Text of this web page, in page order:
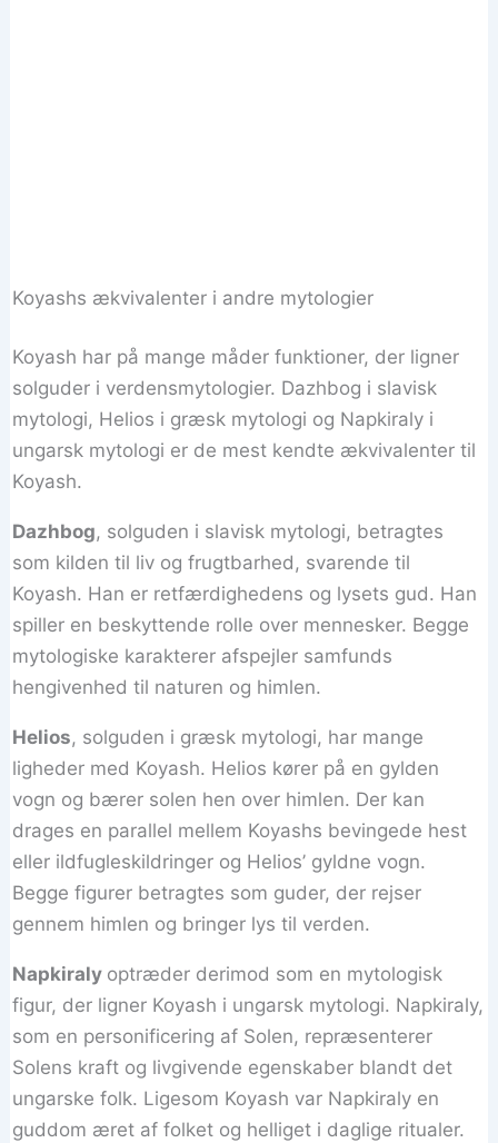
Koyashs ækvivalenter i andre mytologier
Koyash har på mange måder funktioner, der ligner
solguder i verdensmytologier. Dazhbog i slavisk
mytologi, Helios i græsk mytologi og Napkiraly i
ungarsk mytologi er de mest kendte ækvivalenter til
Koyash.
Dazhbog, solguden i slavisk mytologi, betragtes
som kilden til liv og frugtbarhed, svarende til
Koyash. Han er retfærdighedens og lysets gud. Han
spiller en beskyttende rolle over mennesker. Begge
mytologiske karakterer afspejler samfunds
hengivenhed til naturen og himlen.
Helios, solguden i græsk mytologi, har mange
ligheder med Koyash. Helios kører på en gylden
vogn og bærer solen hen over himlen. Der kan
drages en parallel mellem Koyashs bevingede hest
eller ildfugleskildringer og Helios’ gyldne vogn.
Begge figurer betragtes som guder, der rejser
gennem himlen og bringer lys til verden.
Napkiraly optræder derimod som en mytologisk
figur, der ligner Koyash i ungarsk mytologi. Napkiraly,
som en personificering af Solen, repræsenterer
Solens kraft og livgivende egenskaber blandt det
ungarske folk. Ligesom Koyash var Napkiraly en
guddom æret af folket og helliget i daglige ritualer.